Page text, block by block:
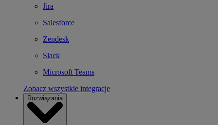
Jira
Salesforce
Zendesk
Slack
Microsoft Teams
Zobacz wszystkie integracje
Rozwiązania